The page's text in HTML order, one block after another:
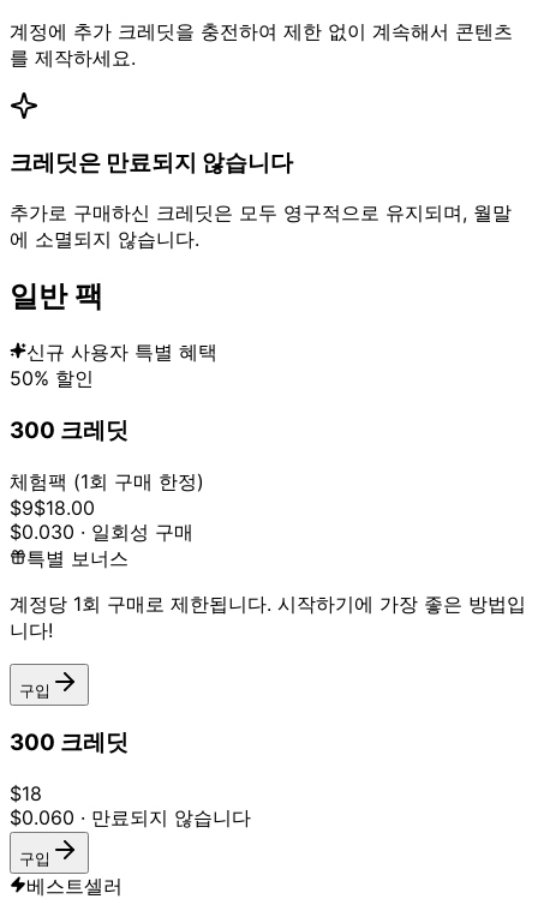
계정에 추가 크레딧을 충전하여 제한 없이 계속해서 콘텐츠
를 제작하세요.
크레딧은 만료되지 않습니다
추가로 구매하신 크레딧은 모두 영구적으로 유지되며, 월말
에 소멸되지 않습니다.
일반 팩
신규 사용자 특별 혜택
50% 할인
300 크레딧
체험팩 (1회 구매 한정)
$9$18.00
$0.030 · 일회성 구매
특별 보너스
계정당 1회 구매로 제한됩니다. 시작하기에 가장 좋은 방법입
니다!
구입
300 크레딧
$18
$0.060 · 만료되지 않습니다
구입
베스트셀러